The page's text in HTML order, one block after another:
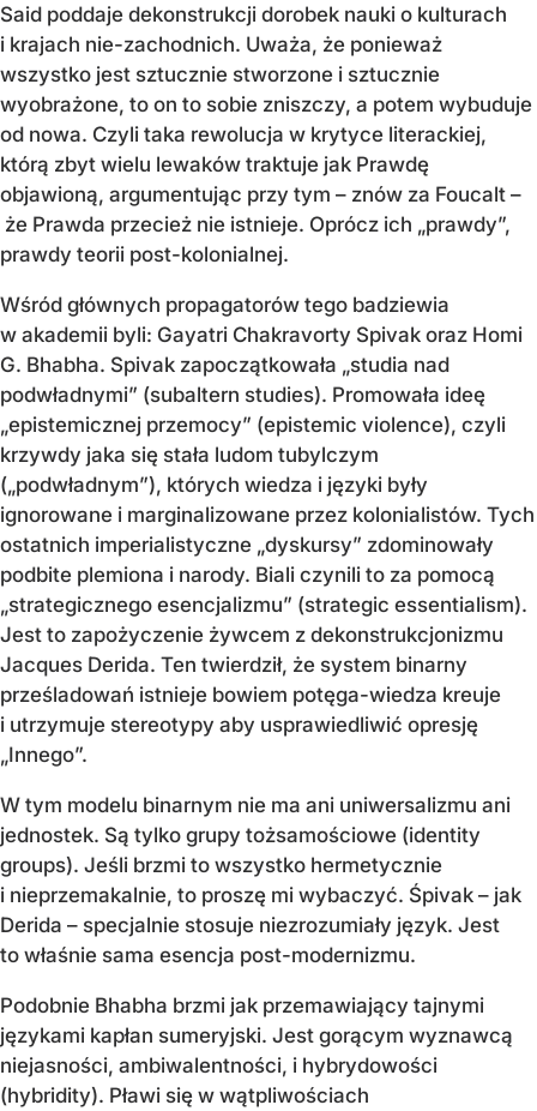
Said poddaje dekonstrukcji dorobek nauki o kulturach
i krajach nie-zachodnich. Uważa, że ponieważ
wszystko jest sztucznie stworzone i sztucznie
wyobrażone, to on to sobie zniszczy, a potem wybuduje
od nowa. Czyli taka rewolucja w krytyce literackiej,
którą zbyt wielu lewaków traktuje jak Prawdę
objawioną, argumentując przy tym – znów za Foucalt –
że Prawda przecież nie istnieje. Oprócz ich „prawdy”,
prawdy teorii post-kolonialnej.
Wśród głównych propagatorów tego badziewia
w akademii byli: Gayatri Chakravorty Spivak oraz Homi
G. Bhabha. Spivak zapoczątkowała „studia nad
podwładnymi” (subaltern studies). Promowała ideę
„epistemicznej przemocy” (epistemic violence), czyli
krzywdy jaka się stała ludom tubylczym
(„podwładnym”), których wiedza i języki były
ignorowane i marginalizowane przez kolonialistów. Tych
ostatnich imperialistyczne „dyskursy” zdominowały
podbite plemiona i narody. Biali czynili to za pomocą
„strategicznego esencjalizmu” (strategic essentialism).
Jest to zapożyczenie żywcem z dekonstrukcjonizmu
Jacques Derida. Ten twierdził, że system binarny
prześladowań istnieje bowiem potęga-wiedza kreuje
i utrzymuje stereotypy aby usprawiedliwić opresję
„Innego”.
W tym modelu binarnym nie ma ani uniwersalizmu ani
jednostek. Są tylko grupy tożsamościowe (identity
groups). Jeśli brzmi to wszystko hermetycznie
i nieprzemakalnie, to proszę mi wybaczyć. Śpivak – jak
Derida – specjalnie stosuje niezrozumiały język. Jest
to właśnie sama esencja post-modernizmu.
Podobnie Bhabha brzmi jak przemawiający tajnymi
językami kapłan sumeryjski. Jest gorącym wyznawcą
niejasności, ambiwalentności, i hybrydowości
(hybridity). Pławi się w wątpliwościach